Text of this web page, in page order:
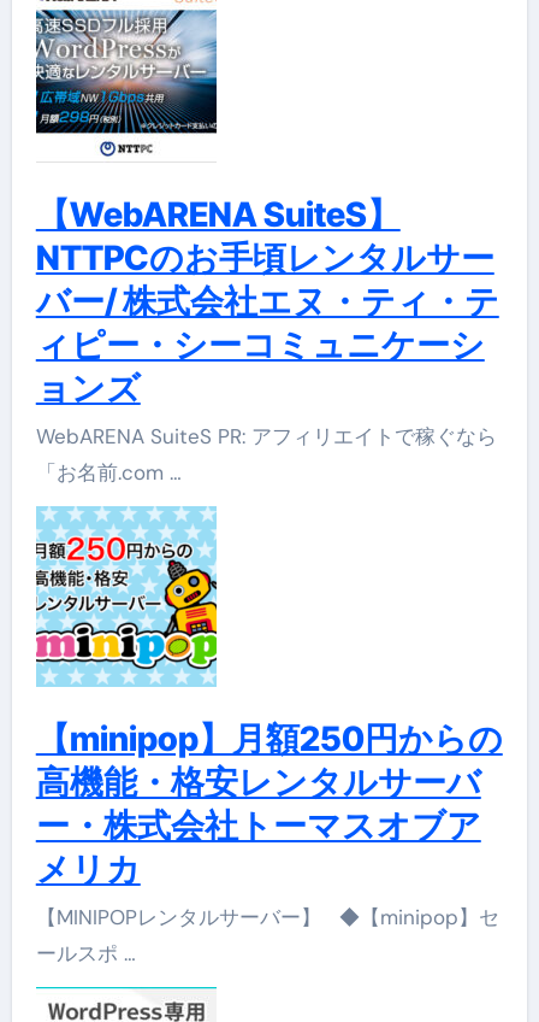
【WebARENA SuiteS】
NTTPCのお手頃レンタルサー
バー/ 株式会社エヌ・ティ・テ
ィピー・シーコミュニケーシ
ョンズ
WebARENA SuiteS PR: アフィリエイトで稼ぐなら
「お名前.com …
【minipop】月額250円からの
高機能・格安レンタルサーバ
ー・株式会社トーマスオブア
メリカ
【MINIPOPレンタルサーバー】 ◆【minipop】セ
ールスポ …